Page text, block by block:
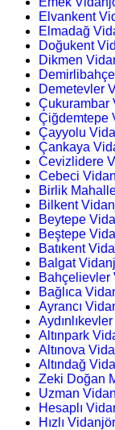
Elvankent
Elmadağ
Doğukent
Dikmen
Demetevler
Çukurambar
Çiğdemtepe
Çayyolu
Çankaya
Cevizlidere
Cebeci
Birlik
Bilkent
Beytepe
Beştepe
Batıkent
Balgat
Bahçelievler
Bağlıca
Ayrancı
Altınpark
Altınova
Altındağ
Zeki Doğan
Uzman
Hesaplı
Hızlı